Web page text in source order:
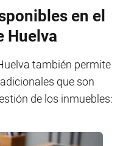
en el
Huelva
también permite
que son
de los inmuebles: